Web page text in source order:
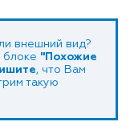
внешний вид?
блоке "Похожие
, что Вам
такую